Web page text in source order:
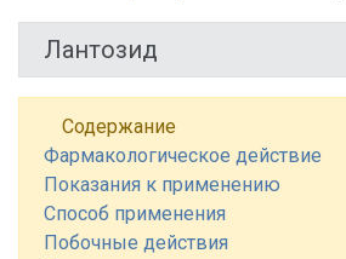
Лантозид
Содержание
Фармакологическое действие
Показания к применению
Способ применения
Побочные действия